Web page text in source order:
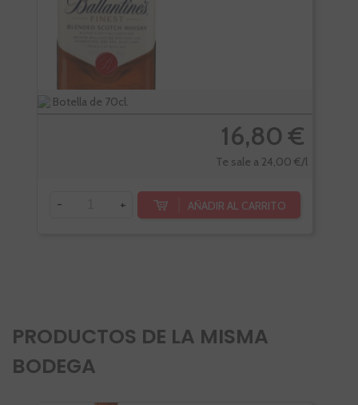
Botella de 70cl.
16,80 €
Te sale a 24,00 €/l
- + AÑADIR AL CARRITO
PRODUCTOS DE LA MISMA
BODEGA